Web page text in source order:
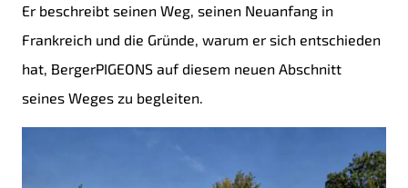
Er beschreibt seinen Weg, seinen Neuanfang in
Frankreich und die Gründe, warum er sich entschieden
hat, BergerPIGEONS auf diesem neuen Abschnitt
seines Weges zu begleiten.